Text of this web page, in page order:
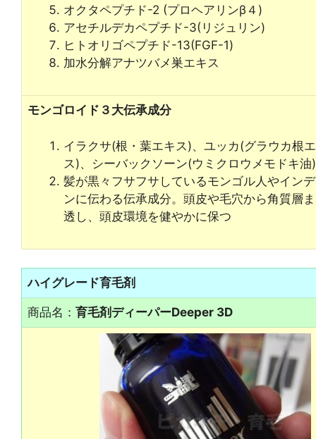
オクタペプチド-2 (プロヘアリンβ４)
アセチルデカペプチド-3(リジュリン)
ヒトオリゴペプチド-13(FGF-1)
加水分解アナツバメ巣エキス
モンゴロイド３大伝承成分
イラクサ(根・葉エキス)、ユッカ(グラウカ根
ス)、シーバックソーン(ウミクロウメモドキ油)
髪が黒々フサフサしているモンゴル人やイン
ンに伝わる伝承成分。頭皮や毛穴から角質層
透し、頭皮環境を健やかに保つ
ハイグレード育毛剤
商品名： 育毛剤ディーパーDeeper 3D